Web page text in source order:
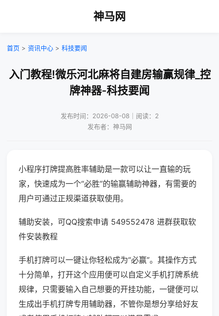
神马网
首页 > 资讯中心 > 科技要闻
入门教程!微乐河北麻将自建房输赢规律_控
牌神器-科技要闻
发布时间：2026-08-08｜阅读：2
发布者：神马网
小程序打牌提高胜率辅助是一款可以让一直输的玩
家，快速成为一个“必胜”的输赢辅助神器，有需要的
用户可通过正规渠道获取使用。
辅助安装，可QQ搜索申请 549552478 进群获取软
件安装教程
手机打牌可以一键让你轻松成为“必赢”。其操作方式
十分简单，打开这个应用便可以自定义手机打牌系统
规律，只需要输入自己想要的开挂功能，一键便可以
生成出手机打牌专用辅助器，不管你是想分享给好友